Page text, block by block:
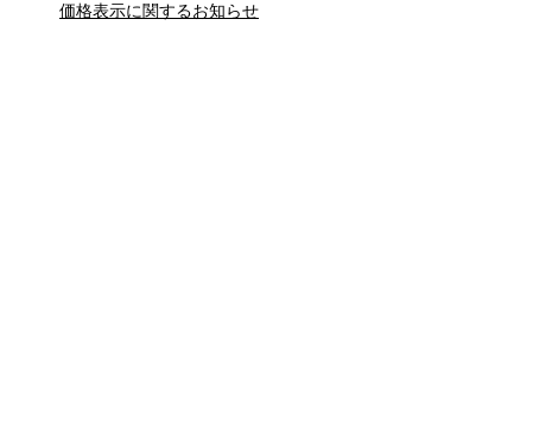
夫との関係
新津春子 どか食い
価格表示に関するお知らせ